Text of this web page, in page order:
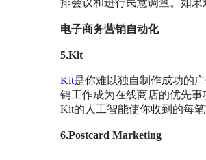
电子商务营销自动化
5.Kit
Kit是你难以独自制作成功的
销工作成为在线商店的优先事
Kit的人工智能使你收到的每
6.Postcard Marketing